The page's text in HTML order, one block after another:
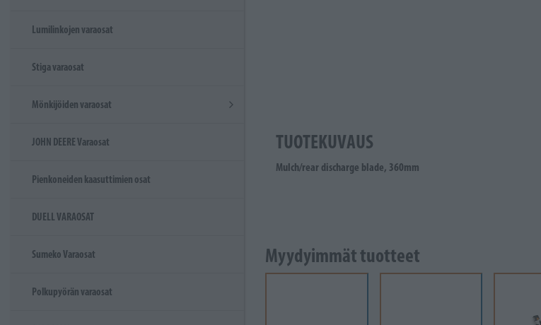
Lumilinkojen varaosat
Stiga varaosat
Mönkijöiden varaosat
JOHN DEERE Varaosat
Pienkoneiden kaasuttimien osat
DUELL VARAOSAT
Sumeko Varaosat
Polkupyörän varaosat
TUOTEKUVAUS
Mulch/rear discharge blade, 360mm
Myydyimmät tuotteet